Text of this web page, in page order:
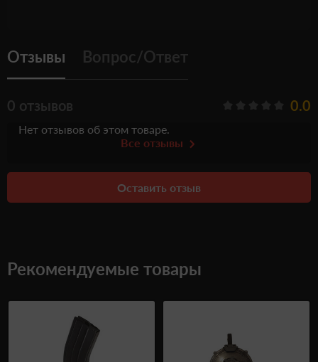
Отзывы Вопрос/Ответ
0 отзывов 0.0
Нет отзывов об этом товаре.
Все отзывы
Оставить отзыв
Рекомендуемые товары